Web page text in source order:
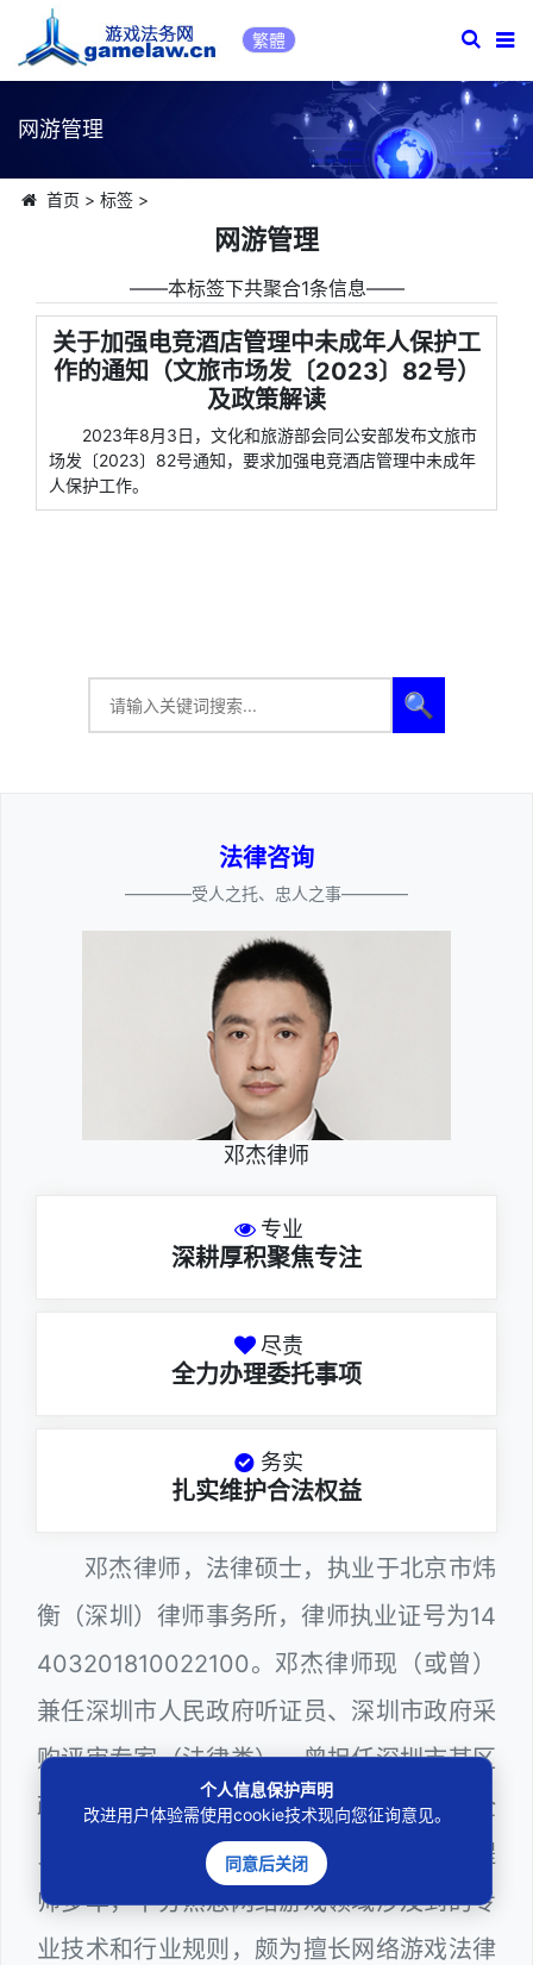
繁體
网游管理
首页 > 标签>
网游管理
――本标签下共聚合1条信息――
关于加强电竞酒店管理中未成年人保护工
作的通知（文旅市场发〔2023〕82号）
及政策解读
2023年8月3日，文化和旅游部会同公安部发布文旅市
场发〔2023〕82号通知，要求加强电竞酒店管理中未成年
人保护工作。
🔍
法律咨询
————受人之托、忠人之事————
邓杰律师
专业
深耕厚积聚焦专注
尽责
全力办理委托事项
务实
扎实维护合法权益
邓杰律师，法律硕士，执业于北京市炜
衡（深圳）律师事务所，律师执业证号为14
403201810022100。邓杰律师现（或曾）
兼任深圳市人民政府听证员、深圳市政府采
购评审专家（法律类），曾担任深圳市某区
政府系统公职律师、计算机信息网络安全
员、WEB前端开发和WEB服务器维护工程
师多年，十分熟悉网络游戏领域涉及到的专
业技术和行业规则，颇为擅长网络游戏法律
个人信息保护声明
改进用户体验需使用cookie技术现向您征询意见。
同意后关闭